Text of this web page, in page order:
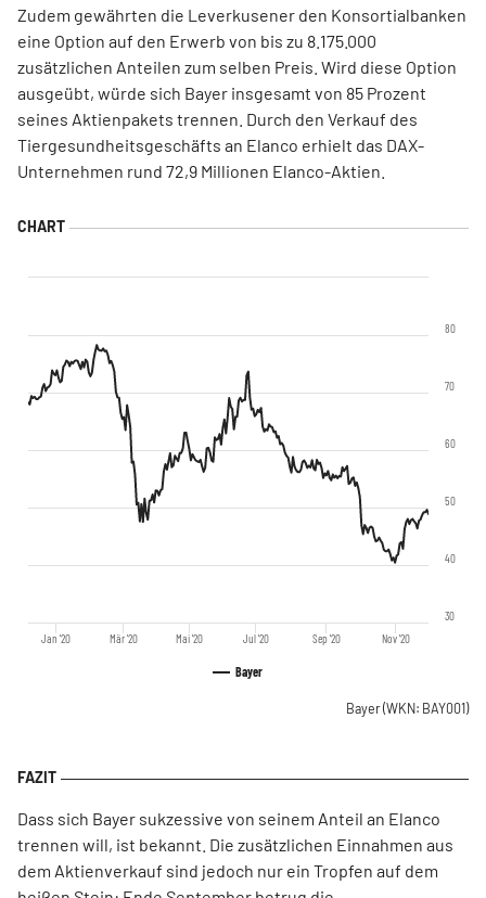
Zudem gewährten die Leverkusener den Konsortialbanken
eine Option auf den Erwerb von bis zu 8.175.000
zusätzlichen Anteilen zum selben Preis. Wird diese Option
ausgeübt, würde sich Bayer insgesamt von 85 Prozent
seines Aktienpakets trennen. Durch den Verkauf des
Tiergesundheitsgeschäfts an Elanco erhielt das DAX-
Unternehmen rund 72,9 Millionen Elanco-Aktien.
Bayer
Jan '20 Mär '20 Mai '20 Jul '20 Sep '20 Nov '20
30
40
50
60
70
80
Bayer(WKN: BAY001)
Dass sich Bayer sukzessive von seinem Anteil an Elanco
trennen will, ist bekannt. Die zusätzlichen Einnahmen aus
dem Aktienverkauf sind jedoch nur ein Tropfen auf dem